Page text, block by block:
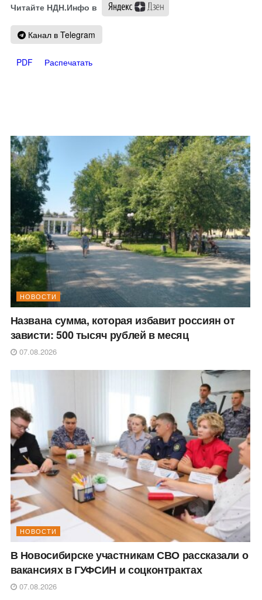
Читайте НДН.Инфо в
Канал в Telegram
PDF Распечатать
НОВОСТИ
Названа сумма, которая избавит россиян от
зависти: 500 тысяч рублей в месяц
07.08.2026
НОВОСТИ
В Новосибирске участникам СВО рассказали о
вакансиях в ГУФСИН и соцконтрактах
07.08.2026